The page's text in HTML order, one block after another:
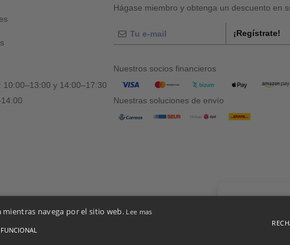
10:00–13:00 y 14:00–17:30
Hágase miembro y obtenga un descuento en
¡Regístrate!
Nuestros socios financieros
Nuestras soluciones de envío
Y Uso-
navega por el sitio web. Lee mas
FUNCIONAL
Si tienes dudas o
chatbot está aquí